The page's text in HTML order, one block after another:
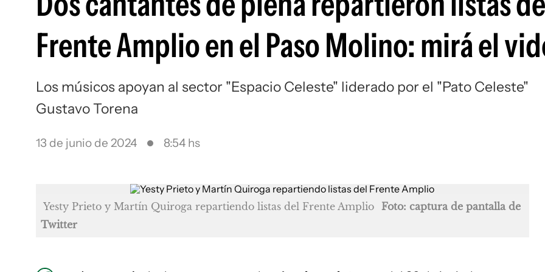
Frente Amplio en el Paso Molino: mirá el
Los músicos apoyan al sector "Espacio Celeste" liderado por el "Pato Celeste"
Gustavo Torena
13 de junio de 2024 8:54 hs
Yesty Prieto y Martín Quiroga repartiendo listas del Frente Amplio Foto: captura de pantalla de
Twitter